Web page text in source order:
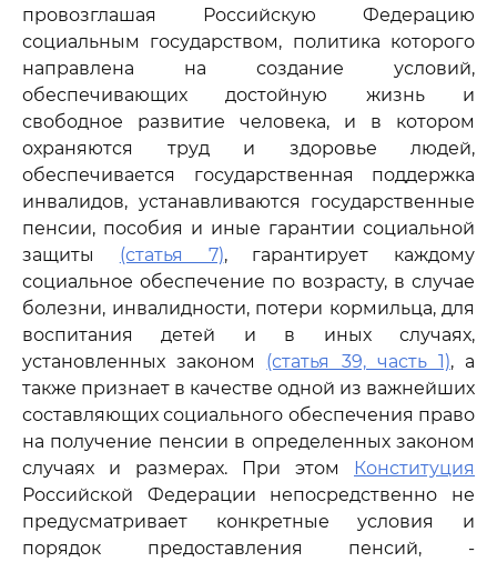
провозглашая Российскую Федерацию
социальным государством, политика которого
направлена на создание условий,
обеспечивающих достойную жизнь и
свободное развитие человека, и в котором
охраняются труд и здоровье людей,
обеспечивается государственная поддержка
инвалидов, устанавливаются государственные
пенсии, пособия и иные гарантии социальной
защиты (статья 7), гарантирует каждому
социальное обеспечение по возрасту, в случае
болезни, инвалидности, потери кормильца, для
воспитания детей и в иных случаях,
установленных законом (статья 39, часть 1), а
также признает в качестве одной из важнейших
составляющих социального обеспечения право
на получение пенсии в определенных законом
случаях и размерах. При этом
Конституция
Российской Федерации непосредственно не
предусматривает конкретные условия и
порядок предоставления пенсий, -